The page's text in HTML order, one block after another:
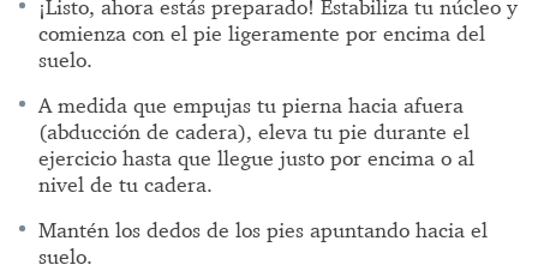
¡Listo, ahora estás preparado! Estabiliza tu núcleo y
comienza con el pie ligeramente por encima del
suelo.
A medida que empujas tu pierna hacia afuera
(abducción de cadera), eleva tu pie durante el
ejercicio hasta que llegue justo por encima o al
nivel de tu cadera.
Mantén los dedos de los pies apuntando hacia el
suelo.